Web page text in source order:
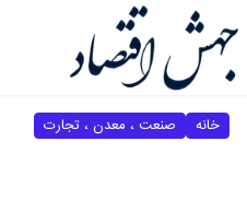
خانه صنعت ، معدن ، تجارت